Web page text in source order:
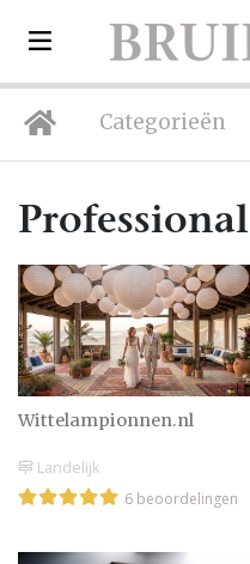
Categorieën
Professionals
Wittelampionnen.nl
Landelijk
6 beoordelingen